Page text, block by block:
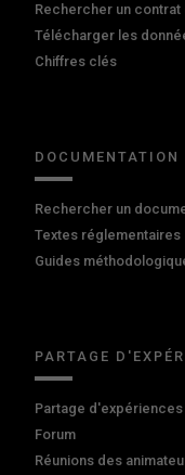
Rechercher un contrat
Télécharger les
Chiffres clés
DOCUMENTATION
Rechercher un
Textes réglementaires
Guides
PARTAGE
Partage d'expériences
Forum
Réunions des